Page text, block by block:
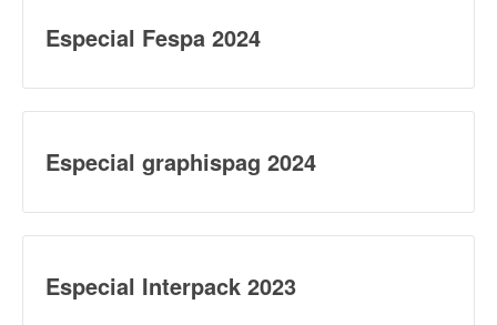
Especial Fespa 2024
Especial graphispag 2024
Especial Interpack 2023